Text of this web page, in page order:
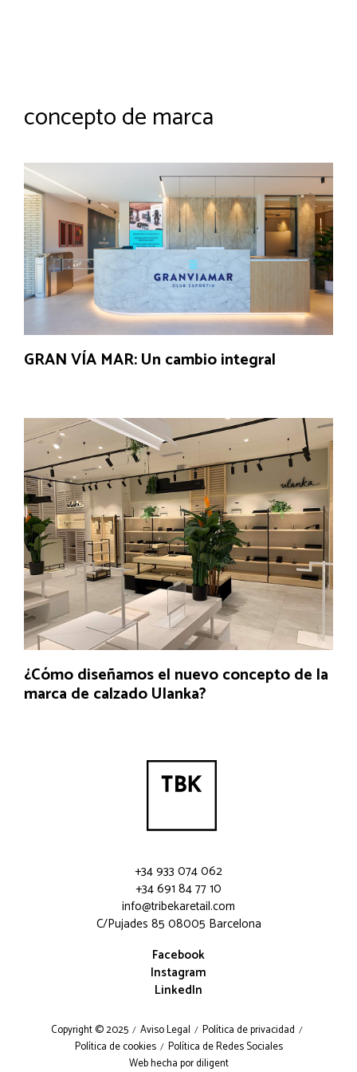
concepto de marca
GRAN VÍA MAR: Un cambio integral
¿Cómo diseñamos el nuevo concepto de la
marca de calzado Ulanka?
+34 933 074 062
+34 691 84 77 10
info@tribekaretail.com
C/Pujades 85 08005 Barcelona
Facebook
Instagram
LinkedIn
Copyright © 2025 Aviso Legal
Política de privacidad
Política de cookies
Política de Redes Sociales
Web hecha por diligent